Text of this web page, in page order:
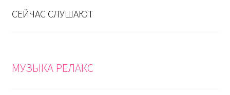
СЕЙЧАС СЛУШАЮТ
МУЗЫКА РЕЛАКС